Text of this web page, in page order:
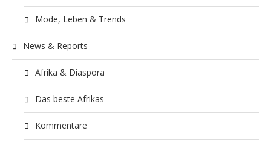
Mode, Leben & Trends
News & Reports
Afrika & Diaspora
Das beste Afrikas
Kommentare